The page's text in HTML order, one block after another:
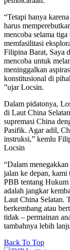
“Tetapi hanya
harus
mencoba selama
memfasilitasi
Filipina Barat, Saya
mencoba untuk
meninggalkan
konstitusional di
”ujar Locsin.
Dalam pidatonya,
di Laut China
supremasi China
Pasifik. Agar adil,
instruksi,” kemlu
Locsin
“Dalam
jalan ke depan,
PBB tentang Hukum
adalah jangkar
Laut China Selatan.
berkembang atau
tidak – permainan
tambahnya lebih
Back To Top